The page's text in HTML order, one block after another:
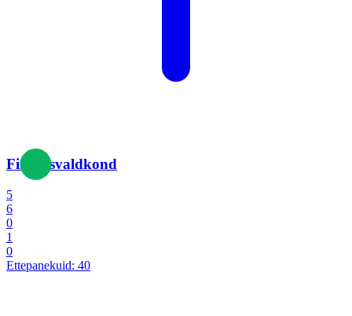
Finantsvaldkond
5
6
0
1
0
Ettepanekuid: 40